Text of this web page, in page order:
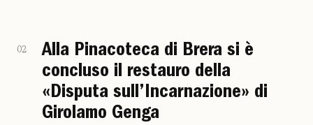
02
Alla Pinacoteca di Brera si è
concluso il restauro della
«Disputa sull’Incarnazione» di
Girolamo Genga